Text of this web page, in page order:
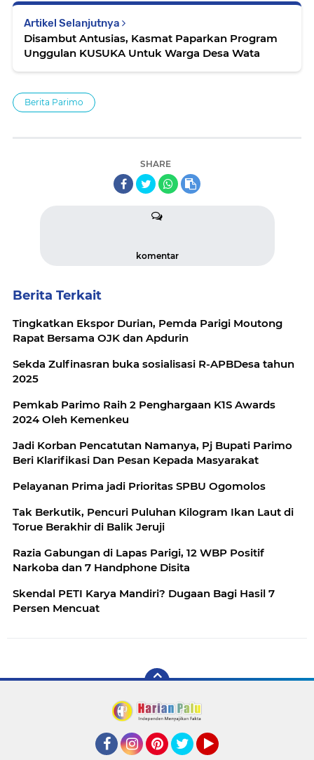
Artikel Selanjutnya
Disambut Antusias, Kasmat Paparkan Program
Unggulan KUSUKA Untuk Warga Desa Wata
Berita Parimo
SHARE
komentar
Berita Terkait
Tingkatkan Ekspor Durian, Pemda Parigi Moutong
Rapat Bersama OJK dan Apdurin
Sekda Zulfinasran buka sosialisasi R-APBDesa tahun
2025
Pemkab Parimo Raih 2 Penghargaan K1S Awards
2024 Oleh Kemenkeu
Jadi Korban Pencatutan Namanya, Pj Bupati Parimo
Beri Klarifikasi Dan Pesan Kepada Masyarakat
Pelayanan Prima jadi Prioritas SPBU Ogomolos
Tak Berkutik, Pencuri Puluhan Kilogram Ikan Laut di
Torue Berakhir di Balik Jeruji
Razia Gabungan di Lapas Parigi, 12 WBP Positif
Narkoba dan 7 Handphone Disita
Skendal PETI Karya Mandiri? Dugaan Bagi Hasil 7
Persen Mencuat